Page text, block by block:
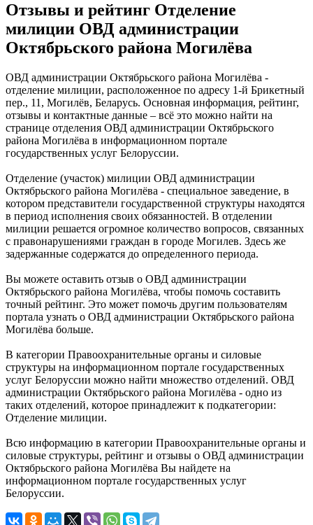
Отзывы и рейтинг Отделение
милиции ОВД администрации
Октябрьского района Могилёва
ОВД администрации Октябрьского района Могилёва -
отделение милиции, расположенное по адресу 1-й Брикетный
пер., 11, Могилёв, Беларусь. Основная информация, рейтинг,
отзывы и контактные данные – всё это можно найти на
странице отделения ОВД администрации Октябрьского
района Могилёва в информационном портале
государственных услуг Белоруссии.
Отделение (участок) милиции ОВД администрации
Октябрьского района Могилёва - специальное заведение, в
котором представители государственной структуры находятся
в период исполнения своих обязанностей. В отделении
милиции решается огромное количество вопросов, связанных
с правонарушениями граждан в городе Могилев. Здесь же
задержанные содержатся до определенного периода.
Вы можете оставить отзыв о ОВД администрации
Октябрьского района Могилёва, чтобы помочь составить
точный рейтинг. Это может помочь другим пользователям
портала узнать о ОВД администрации Октябрьского района
Могилёва больше.
В категории Правоохранительные органы и силовые
структуры на информационном портале государственных
услуг Белоруссии можно найти множество отделений. ОВД
администрации Октябрьского района Могилёва - одно из
таких отделений, которое принадлежит к подкатегории:
Отделение милиции.
Всю информацию в категории Правоохранительные органы и
силовые структуры, рейтинг и отзывы о ОВД администрации
Октябрьского района Могилёва Вы найдете на
информационном портале государственных услуг
Белоруссии.